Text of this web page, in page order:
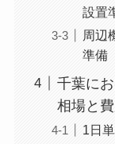
設置
周辺
準備
千葉に
相場と
1日